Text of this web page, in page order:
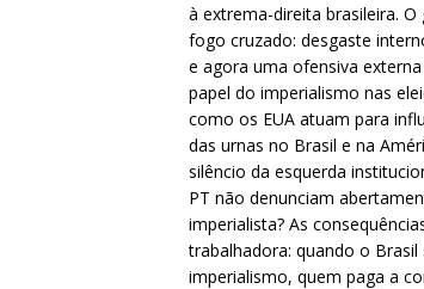
à extrema-direita brasileira.
fogo cruzado: desgaste
e agora uma ofensiva
papel do imperialismo nas
como os EUA atuam para
das urnas no Brasil e na
silêncio da esquerda
PT não denunciam
imperialista? As
trabalhadora: quando o Brasil
imperialismo, quem paga a